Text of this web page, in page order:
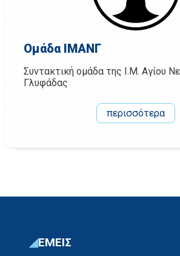
Ομάδα ΙΜΑΝΓ
Συντακτική ομάδα της Ι.Μ. Αγίου
Γλυφάδας
περισσότερα
ΕΜΕΙΣ